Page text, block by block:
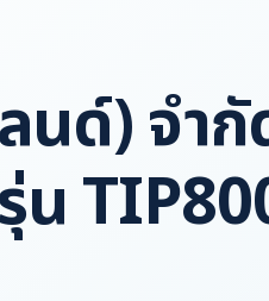
นด์) จำ
น